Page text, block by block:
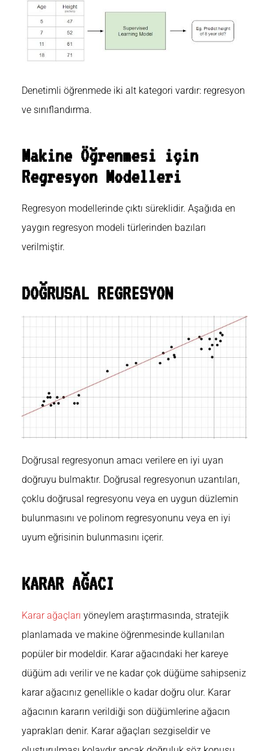
Denetimli öğrenmede iki alt kategori vardır: regresyon
ve sınıflandırma.
Makine Öğrenmesi için
Regresyon Modelleri
Regresyon modellerinde çıktı süreklidir. Aşağıda en
yaygın regresyon modeli türlerinden bazıları
verilmiştir.
DOĞRUSAL REGRESYON
Doğrusal regresyonun amacı verilere en iyi uyan
doğruyu bulmaktır. Doğrusal regresyonun uzantıları,
çoklu doğrusal regresyonu veya en uygun düzlemin
bulunmasını ve polinom regresyonunu veya en iyi
uyum eğrisinin bulunmasını içerir.
KARAR AĞACI
Karar ağaçları yöneylem araştırmasında, stratejik
planlamada ve makine öğrenmesinde kullanılan
popüler bir modeldir. Karar ağacındaki her kareye
düğüm adı verilir ve ne kadar çok düğüme sahipseniz
karar ağacınız genellikle o kadar doğru olur. Karar
ağacının kararın verildiği son düğümlerine ağacın
yaprakları denir. Karar ağaçları sezgiseldir ve